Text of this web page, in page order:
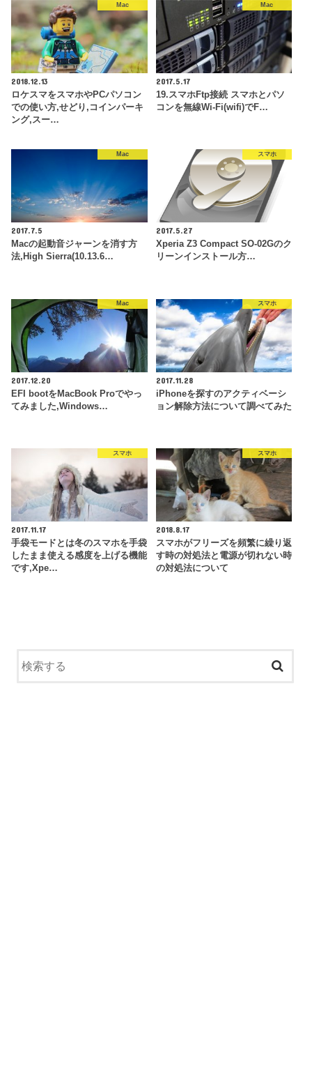
Mac
2018.12.13
ロケスマをスマホやPCパソコン
での使い方,せどり,コインパーキ
ング,スー…
Mac
2017.5.17
19.スマホFtp接続 スマホとパソ
コンを無線Wi-Fi(wifi)でF…
Mac
2017.7.5
Macの起動音ジャーンを消す方
法,High Sierra(10.13.6…
スマホ
2017.5.27
Xperia Z3 Compact SO-02Gのク
リーンインストール方…
Mac
2017.12.20
EFI bootをMacBook Proでやっ
てみました,Windows…
スマホ
2017.11.28
iPhoneを探すのアクティベーシ
ョン解除方法について調べてみた
スマホ
2017.11.17
手袋モードとは冬のスマホを手袋
したまま使える感度を上げる機能
です,Xpe…
スマホ
2018.8.17
スマホがフリーズを頻繁に繰り返
す時の対処法と電源が切れない時
の対処法について